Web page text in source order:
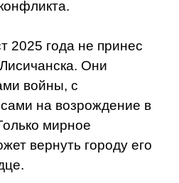
2025 года не принес
Они
войны, с
на возрождение в
мирное
вернуть городу его